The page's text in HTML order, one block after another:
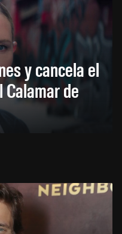
y cancela el
Calamar de